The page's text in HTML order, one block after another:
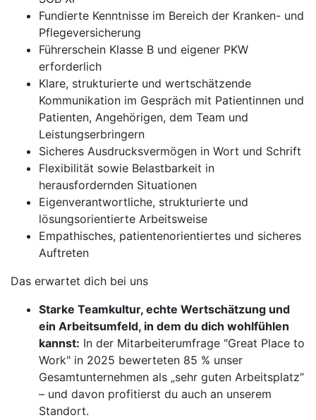
Fundierte Kenntnisse im Bereich der Kranken- und
Pflegeversicherung
Führerschein Klasse B und eigener PKW
erforderlich
Klare, strukturierte und wertschätzende
Kommunikation im Gespräch mit Patientinnen und
Patienten, Angehörigen, dem Team und
Leistungserbringern
Sicheres Ausdrucksvermögen in Wort und Schrift
Flexibilität sowie Belastbarkeit in
herausfordernden Situationen
Eigenverantwortliche, strukturierte und
lösungsorientierte Arbeitsweise
Empathisches, patientenorientiertes und sicheres
Auftreten
Das erwartet dich bei uns
Starke Teamkultur, echte Wertschätzung und
ein Arbeitsumfeld, in dem du dich wohlfühlen
kannst: In der Mitarbeiterumfrage "Great Place to
Work" in 2025 bewerteten 85 % unser
Gesamtunternehmen als „sehr guten Arbeitsplatz“
– und davon profitierst du auch an unserem
Standort.